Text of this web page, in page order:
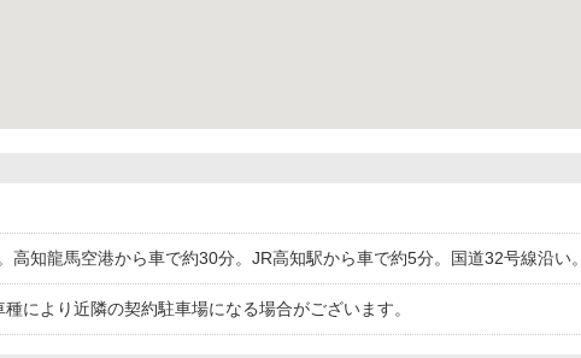
高知龍馬空港から車で約30分。JR高知駅から車で約5分。国道32号線沿い。
により近隣の契約駐車場になる場合がございます。